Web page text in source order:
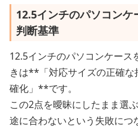
12.5インチのパソコン
判断基準
12.5インチのパソコンケー
きは**「対応サイズの正確な
確化」**です。
この2点を曖昧にしたまま選
途に合わないという失敗につ